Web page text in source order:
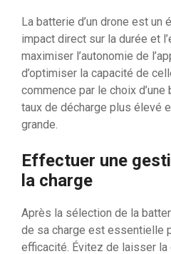
La batterie d’un drone est un
impact direct sur la durée et
maximiser l’autonomie de
d’optimiser la capacité de
commence par le choix
taux de décharge plus élevé
grande.
Effectuer une
la charge
Après la sélection de la
de sa charge est essentielle
efficacité. Évitez de laisser la